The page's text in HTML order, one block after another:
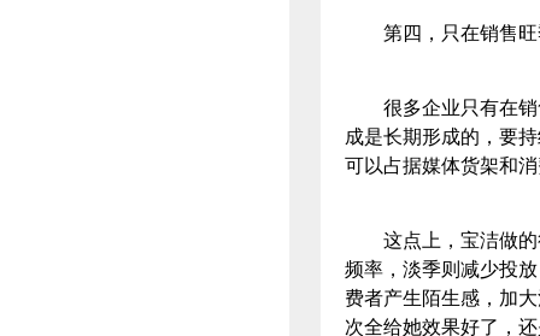
第四，只在销售旺
很多企业只有在销
成是长期形成的，要
可以占据媒体货架和
这点上，宝洁做的
频率，淡季则减少投
费者产生陌生感，加
次全给她效果好了，